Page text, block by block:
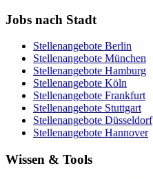
Jobs nach Stadt
Stellenangebote Berlin
Stellenangebote München
Stellenangebote Hamburg
Stellenangebote Köln
Stellenangebote Frankfurt
Stellenangebote Stuttgart
Stellenangebote Düsseldorf
Stellenangebote Hannover
Wissen & Tools